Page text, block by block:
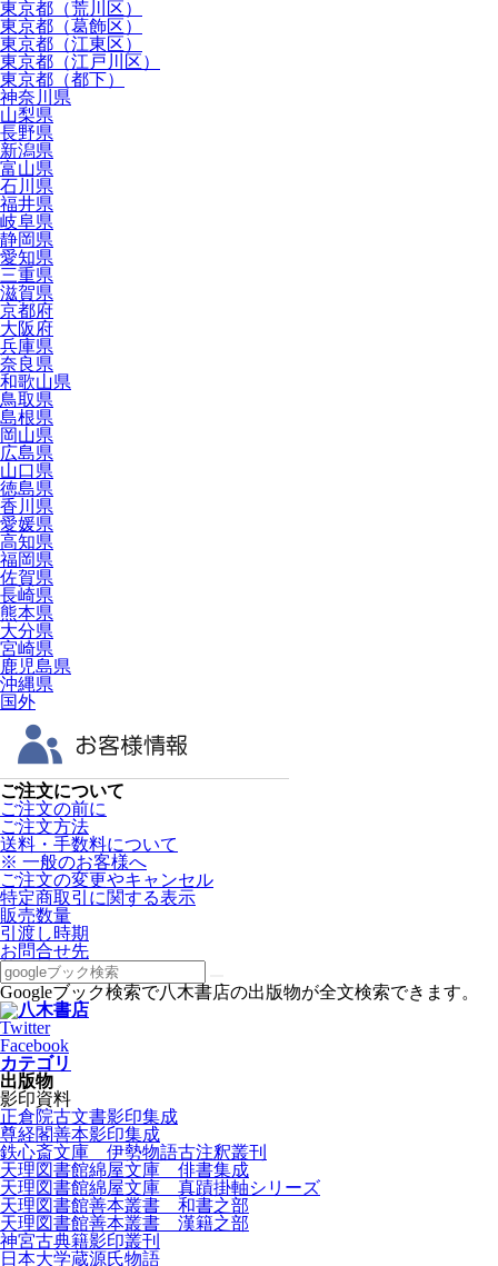
東京都（荒川区）
東京都（葛飾区）
東京都（江東区）
東京都（江戸川区）
東京都（都下）
神奈川県
山梨県
長野県
新潟県
富山県
石川県
福井県
岐阜県
静岡県
愛知県
三重県
滋賀県
京都府
大阪府
兵庫県
奈良県
和歌山県
鳥取県
島根県
岡山県
広島県
山口県
徳島県
香川県
愛媛県
高知県
福岡県
佐賀県
長崎県
熊本県
大分県
宮崎県
鹿児島県
沖縄県
国外
ご注文について
ご注文の前に
ご注文方法
送料・手数料について
※ 一般のお客様へ
ご注文の変更やキャンセル
特定商取引に関する表示
販売数量
引渡し時期
お問合せ先
Googleブック検索で八木書店の出版物が全文検索できます。
Twitter
Facebook
カテゴリ
出版物
影印資料
正倉院古文書影印集成
尊経閣善本影印集成
鉄心斎文庫 伊勢物語古注釈叢刊
天理図書館綿屋文庫 俳書集成
天理図書館綿屋文庫 真蹟掛軸シリーズ
天理図書館善本叢書 和書之部
天理図書館善本叢書 漢籍之部
神宮古典籍影印叢刊
日本大学蔵源氏物語